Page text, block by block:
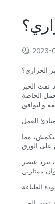
2023-
الحراري؟
الخاصة
مبادئ العمل
مما
يبرد عنصر
الطباعة